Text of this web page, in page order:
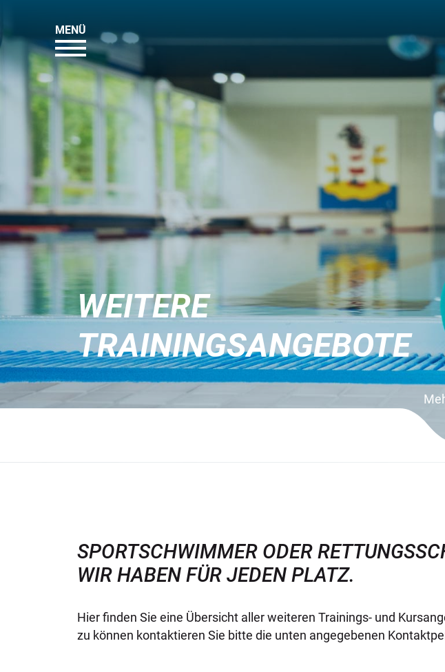
MENÜ
WEITERE
TRAININGSANGEBOTE
SPORTSCHWIMMER ODER
WIR HABEN FÜR JEDEN PLATZ.
Hier finden Sie eine Übersicht aller weiteren Trainings- und
zu können kontaktieren Sie bitte die unten angegebenen